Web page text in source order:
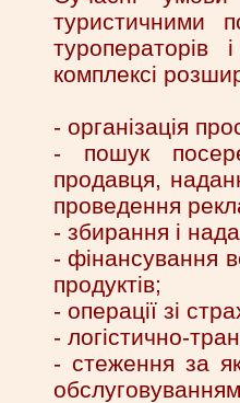
туристичними
туроператорів
комплексі
- організація
- пошук
продавця,
проведення
- збирання і
- фінансування
продуктів;
- операції зі
- логістично-
- стеження за